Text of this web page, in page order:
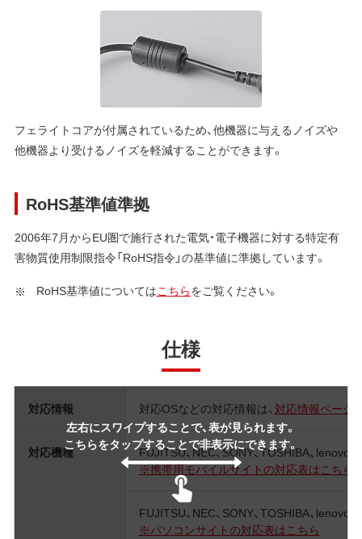
フェライトコアが付属されているため、他機器に与えるノイズや
他機器より受けるノイズを軽減することができます。
RoHS基準値準拠
2006年7月からEU圏で施行された電気・電子機器に対する特定有
害物質使用制限指令「RoHS指令」の基準値に準拠しています。
RoHS基準値についてはこちらをご覧ください。
仕様
左右にスワイプすることで、表が見られます。
こちらをタップすることで非表示にできます。
対応情報 対応OSなどの対応情報は、 対応情報ページ
対応機種
FUJITSU、NEC、SONY、TOSHIBA、lenovo/
※携帯用モバイルサイトの対応表はこちら
FUJITSU、NEC、SONY、TOSHIBA、lenovo/
※パソコンサイトの対応表はこちら